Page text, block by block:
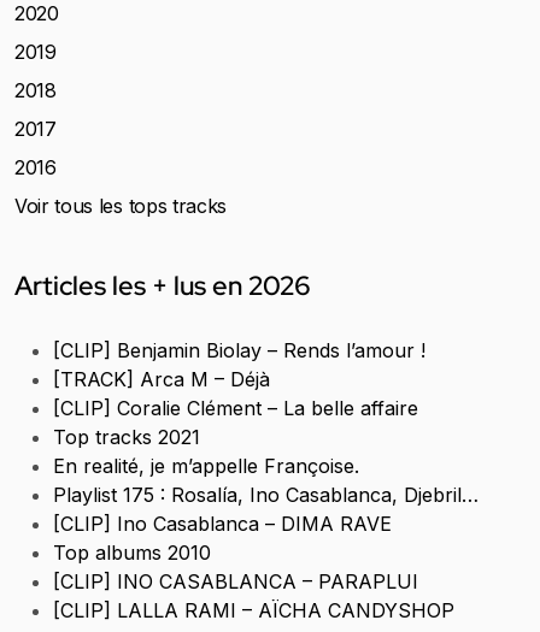
2020
2019
2018
2017
2016
Voir tous les tops tracks
Articles les + lus en 2026
[CLIP] Benjamin Biolay – Rends l’amour !
[TRACK] Arca M – Déjà
[CLIP] Coralie Clément – La belle affaire
Top tracks 2021
En realité, je m’appelle Françoise.
Playlist 175 : Rosalía, Ino Casablanca, Djebril…
[CLIP] Ino Casablanca – DIMA RAVE
Top albums 2010
[CLIP] INO CASABLANCA – PARAPLUI
[CLIP] LALLA RAMI – AÏCHA CANDYSHOP